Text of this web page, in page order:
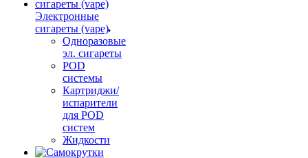
Электронные
сигареты (vape)
Одноразовые
эл. сигареты
POD
системы
Картриджи/
испарители
для POD
систем
Жидкости